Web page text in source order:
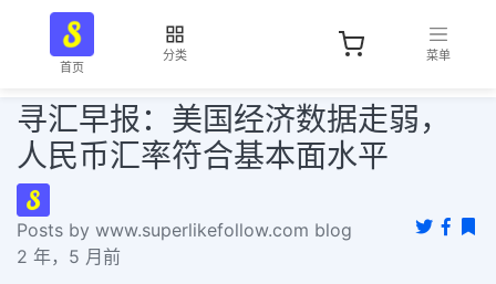
首页
分类 菜单
寻汇早报：美国经济数据走弱，
人民币汇率符合基本面水平
Posts by www.superlikefollow.com blog
2 年，5 月前